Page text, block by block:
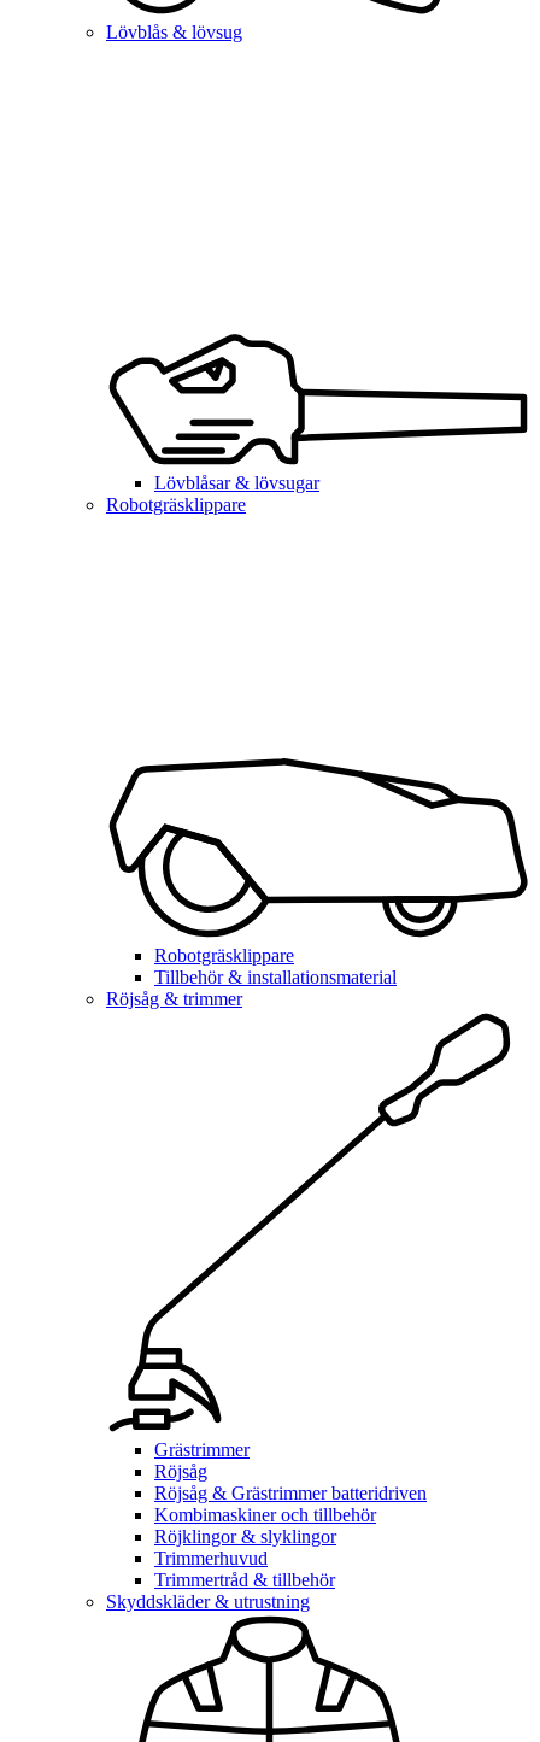
Lövblås & lövsug
Lövblåsar & lövsugar
Robotgräsklippare
Robotgräsklippare
Tillbehör & installationsmaterial
Röjsåg & trimmer
Grästrimmer
Röjsåg
Röjsåg & Grästrimmer batteridriven
Kombimaskiner och tillbehör
Röjklingor & slyklingor
Trimmerhuvud
Trimmertråd & tillbehör
Skyddskläder & utrustning